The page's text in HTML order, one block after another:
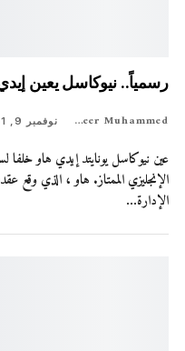
رسمياً.. نيوكاسل يعين
Shaheer Muhammed نوفمبر 9, 2021
عين نيوكاسل يونايتد إيدي هاو
الإدارة…